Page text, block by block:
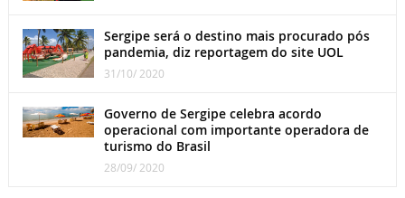
Sergipe será o destino mais procurado pós
pandemia, diz reportagem do site UOL
31/10/ 2020
Governo de Sergipe celebra acordo
operacional com importante operadora de
turismo do Brasil
28/09/ 2020